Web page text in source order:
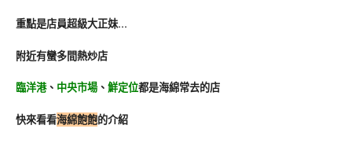
重點是店員超級大正妹…
附近有蠻多間熱炒店
臨洋港、 中央市場、 鮮定位都是海綿常去的店
快來看看海綿飽飽的介紹